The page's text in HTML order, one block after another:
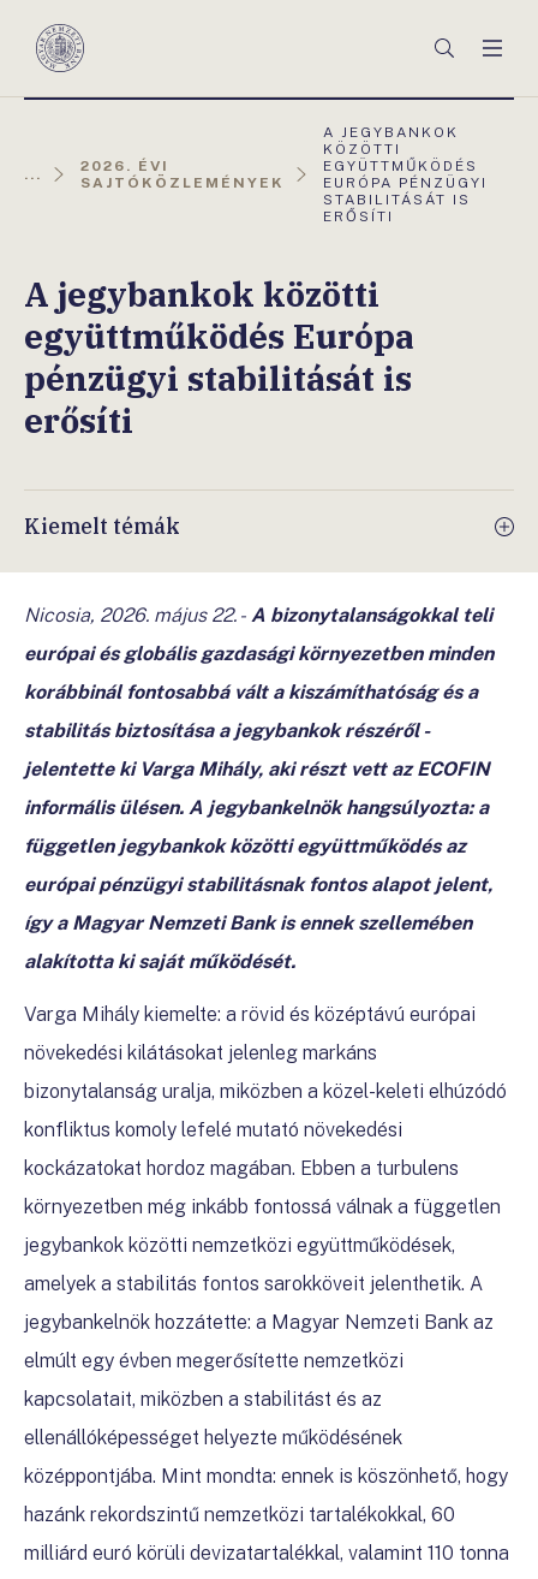
Magyar
Keresés
...
2026. ÉVI
SAJTÓKÖZLEMÉNYEK
AKTUÁLIS
OLDAL:
A JEGYBANKOK
KÖZÖTTI
EGYÜTTMŰKÖDÉS
EURÓPA PÉNZÜGYI
STABILITÁSÁT IS
ERŐSÍTI
A jegybankok közötti
együttműködés Európa
pénzügyi stabilitását is
erősíti
Kiemelt témák
Nicosia, 2026. május 22. - A bizonytalanságokkal teli
európai és globális gazdasági környezetben minden
korábbinál fontosabbá vált a kiszámíthatóság és a
stabilitás biztosítása a jegybankok részéről -
jelentette ki Varga Mihály, aki részt vett az ECOFIN
informális ülésen. A jegybankelnök hangsúlyozta: a
független jegybankok közötti együttműködés az
európai pénzügyi stabilitásnak fontos alapot jelent,
így a Magyar Nemzeti Bank is ennek szellemében
alakította ki saját működését.
Varga Mihály kiemelte: a rövid és középtávú európai
növekedési kilátásokat jelenleg markáns
bizonytalanság uralja, miközben a közel-keleti elhúzódó
konfliktus komoly lefelé mutató növekedési
kockázatokat hordoz magában. Ebben a turbulens
környezetben még inkább fontossá válnak a független
jegybankok közötti nemzetközi együttműködések,
amelyek a stabilitás fontos sarokköveit jelenthetik. A
jegybankelnök hozzátette: a Magyar Nemzeti Bank az
elmúlt egy évben megerősítette nemzetközi
kapcsolatait, miközben a stabilitást és az
ellenállóképességet helyezte működésének
középpontjába. Mint mondta: ennek is köszönhető, hogy
hazánk rekordszintű nemzetközi tartalékokkal, 60
milliárd euró körüli devizatartalékkal, valamint 110 tonna